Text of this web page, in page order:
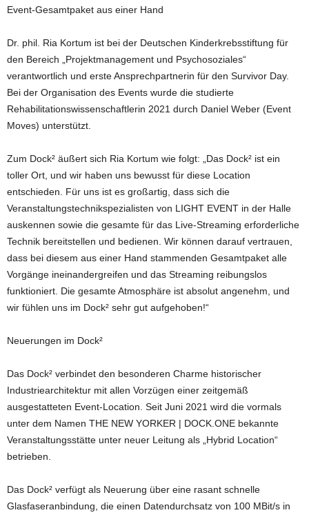
Event-Gesamtpaket aus einer Hand
Dr. phil. Ria Kortum ist bei der Deutschen Kinderkrebsstiftung für
den Bereich „Projektmanagement und Psychosoziales“
verantwortlich und erste Ansprechpartnerin für den Survivor Day.
Bei der Organisation des Events wurde die studierte
Rehabilitationswissenschaftlerin 2021 durch Daniel Weber (Event
Moves) unterstützt.
Zum Dock² äußert sich Ria Kortum wie folgt: „Das Dock² ist ein
toller Ort, und wir haben uns bewusst für diese Location
entschieden. Für uns ist es großartig, dass sich die
Veranstaltungstechnikspezialisten von LIGHT EVENT in der Halle
auskennen sowie die gesamte für das Live-Streaming erforderliche
Technik bereitstellen und bedienen. Wir können darauf vertrauen,
dass bei diesem aus einer Hand stammenden Gesamtpaket alle
Vorgänge ineinandergreifen und das Streaming reibungslos
funktioniert. Die gesamte Atmosphäre ist absolut angenehm, und
wir fühlen uns im Dock² sehr gut aufgehoben!“
Neuerungen im Dock²
Das Dock² verbindet den besonderen Charme historischer
Industriearchitektur mit allen Vorzügen einer zeitgemäß
ausgestatteten Event-Location. Seit Juni 2021 wird die vormals
unter dem Namen THE NEW YORKER | DOCK.ONE bekannte
Veranstaltungsstätte unter neuer Leitung als „Hybrid Location“
betrieben.
Das Dock² verfügt als Neuerung über eine rasant schnelle
Glasfaseranbindung, die einen Datendurchsatz von 100 MBit/s in